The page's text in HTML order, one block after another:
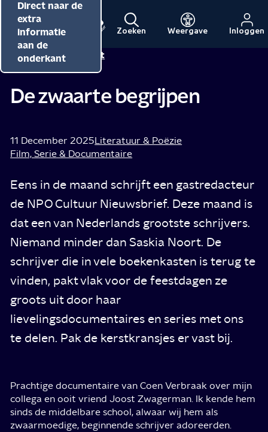
Direct naar de
inhoud
Direct naar de
hoofdnavigatie
Direct naar de
extra
informatie
aan de
onderkant
Menu
Naar
de
NPO
beginpagina
NPO
Zoeken Weergave Inloggen
Tip vanSaskia Noort
De zwaarte begrijpen
11 December 2025Literatuur & Poëzie
Film, Serie & Documentaire
Eens in de maand schrijft een gastredacteur
de NPO Cultuur Nieuwsbrief. Deze maand is
dat een van Nederlands grootste schrijvers.
Niemand minder dan Saskia Noort. De
schrijver die in vele boekenkasten is terug te
vinden, pakt vlak voor de feestdagen ze
groots uit door haar
lievelingsdocumentaires en series met ons
te delen. Pak de kerstkransjes er vast bij.
Prachtige documentaire van Coen Verbraak over mijn
collega en ooit vriend Joost Zwagerman. Ik kende hem
sinds de middelbare school, alwaar wij hem als
zwaarmoedige, beginnende schrijver adoreerden.